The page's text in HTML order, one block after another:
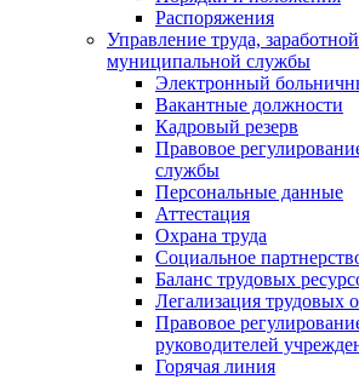
Распоряжения
Управление труда,
муниципальной службы
Электронный
Вакантные должности
Кадровый резерв
Правовое
службы
Персональные данные
Аттестация
Охрана труда
Социальное
Баланс трудовых
Легализация трудовых
Правовое
руководителей
Горячая линия